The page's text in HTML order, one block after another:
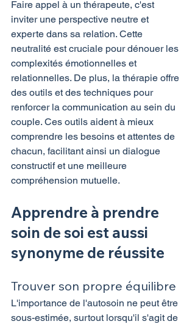
Faire appel à un thérapeute, c'est
inviter une perspective neutre et
experte dans sa relation. Cette
neutralité est cruciale pour dénouer les
complexités émotionnelles et
relationnelles. De plus, la thérapie offre
des outils et des techniques pour
renforcer la communication au sein du
couple. Ces outils aident à mieux
comprendre les besoins et attentes de
chacun, facilitant ainsi un dialogue
constructif et une meilleure
compréhension mutuelle.
Apprendre à prendre
soin de soi est aussi
synonyme de réussite
Trouver son propre équilibre
L'importance de l'autosoin ne peut être
sous-estimée, surtout lorsqu'il s'agit de